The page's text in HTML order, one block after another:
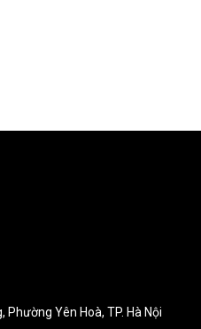
Yên Hoà, TP. Hà Nội